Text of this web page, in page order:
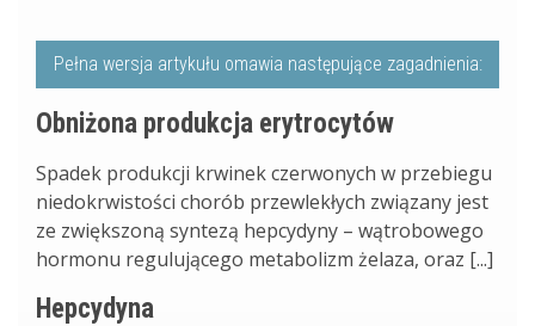
Pełna wersja artykułu omawia następujące zagadnienia:
Obniżona produkcja erytrocytów
Spadek produkcji krwinek czerwonych w przebiegu
niedokrwistości chorób przewlekłych związany jest
ze zwiększoną syntezą hepcydyny – wątrobowego
hormonu regulującego metabolizm żelaza, oraz [...]
Hepcydyna